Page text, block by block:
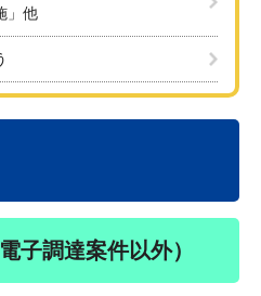
」他
子調達案件以外）